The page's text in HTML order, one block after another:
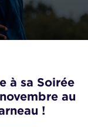
à sa Soirée
au
!